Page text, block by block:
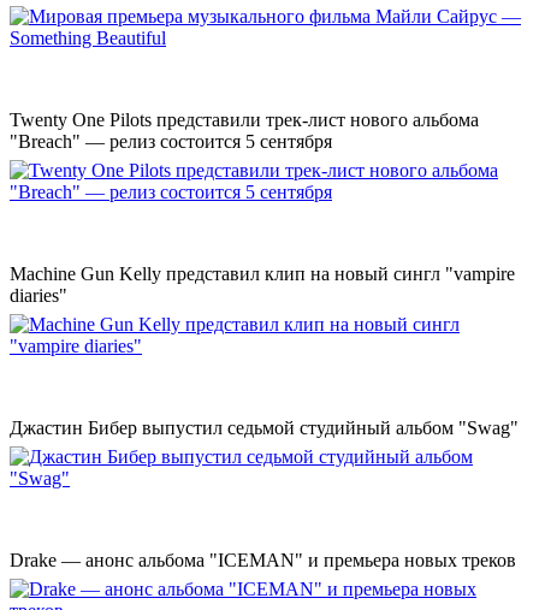
Twenty One Pilots представили трек-лист нового альбома
"Breach" — релиз состоится 5 сентября
Machine Gun Kelly представил клип на новый сингл "vampire
diaries"
Джастин Бибер выпустил седьмой студийный альбом "Swag"
Drake — анонс альбома "ICEMAN" и премьера новых треков